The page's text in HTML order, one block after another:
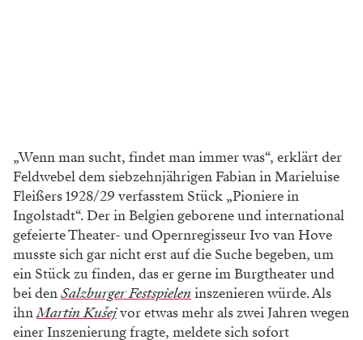
„Wenn man sucht, findet man immer was“, erklärt der
Feldwebel dem siebzehnjährigen Fabian in Marieluise
Fleißers 1928/29 verfasstem Stück „Pioniere in
Ingolstadt“. Der in Belgien geborene und international
gefeierte Theater- und Opernregisseur Ivo van Hove
musste sich gar nicht erst auf die Suche begeben, um
ein Stück zu finden, das er gerne im Burgtheater und
bei denSalzburger Festspieleninszenieren würde. Als
ihnMartin Kušejvor etwas mehr als zwei Jahren wegen
einer Inszenierung fragte, meldete sich sofort